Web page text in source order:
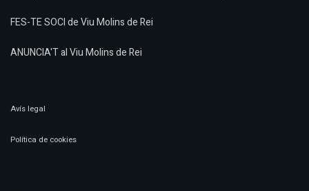
FES-TE SOCI de Viu Molins de Rei
ANUNCIA'T al Viu Molins de Rei
Avís legal
Política de cookies